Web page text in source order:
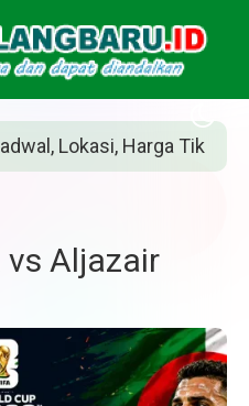
Harga Tiket, dan
vs Aljazair